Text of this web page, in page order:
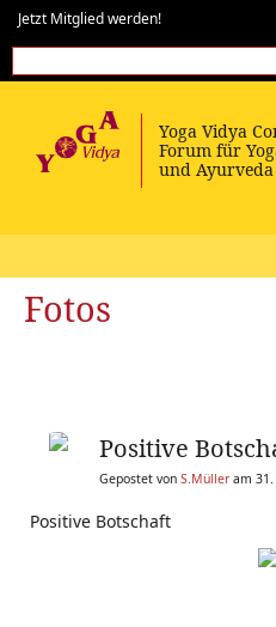
Jetzt Mitglied werden!
Fotos
Positive
Gepostet von S.Müller am
Positive Botschaft